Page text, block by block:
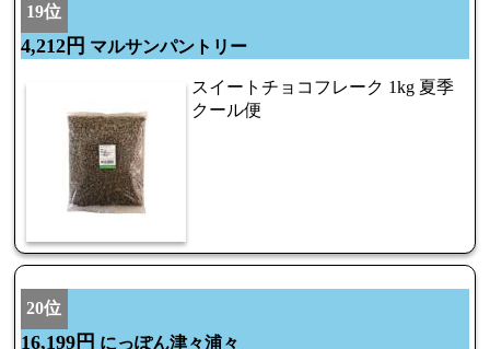
19位
4,212円 マルサンパントリー
スイートチョコフレーク 1kg 夏季
クール便
20位
16,199円 にっぽん津々浦々